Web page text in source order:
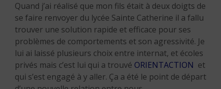
Quand j’ai réalisé que mon fils était à deux doigts de
se faire renvoyer du lycée Sainte Catherine il a fallu
trouver une solution rapide et efficace pour ses
problèmes de comportements et son agressivité. Je
lui ai laissé plusieurs choix entre internat, et écoles
privés mais c’est lui qui a trouvé ORIENTACTION et
qui s’est engagé à y aller. Ça a été le point de départ